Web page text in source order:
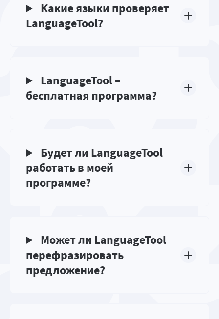
Какие языки проверяет
LanguageTool?
LanguageTool –
бесплатная программа?
Будет ли LanguageTool
работать в моей
программе?
Может ли LanguageTool
перефразировать
предложение?